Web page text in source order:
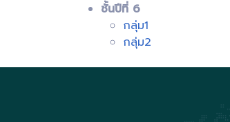
ชั้นปีที่ 6
กลุ่ม1
กลุ่ม2